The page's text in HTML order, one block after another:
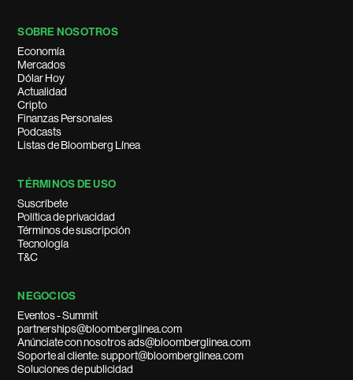
SOBRE NOSOTROS
Economía
Mercados
Dólar Hoy
Actualidad
Cripto
Finanzas Personales
Podcasts
Listas de Bloomberg Línea
TÉRMINOS DE USO
Suscríbete
Política de privacidad
Términos de suscripción
Tecnología
T&C
NEGOCIOS
Eventos - Summit
partnerships@bloomberglinea.com
Anúnciate con nosotros ads@bloomberglinea.com
Soporte al cliente: support@bloomberglinea.com
Soluciones de publicidad